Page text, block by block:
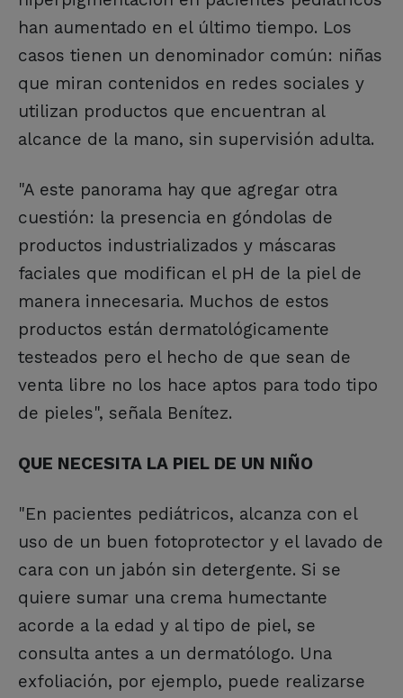
han aumentado en el último tiempo. Los
casos tienen un denominador común: niñas
que miran contenidos en redes sociales y
utilizan productos que encuentran al
alcance de la mano, sin supervisión adulta.
"A este panorama hay que agregar otra
cuestión: la presencia en góndolas de
productos industrializados y máscaras
faciales que modifican el pH de la piel de
manera innecesaria. Muchos de estos
productos están dermatológicamente
testeados pero el hecho de que sean de
venta libre no los hace aptos para todo tipo
de pieles", señala Benítez.
QUE NECESITA LA PIEL DE UN NIÑO
"En pacientes pediátricos, alcanza con el
uso de un buen fotoprotector y el lavado de
cara con un jabón sin detergente. Si se
quiere sumar una crema humectante
acorde a la edad y al tipo de piel, se
consulta antes a un dermatólogo. Una
exfoliación, por ejemplo, puede realizarse